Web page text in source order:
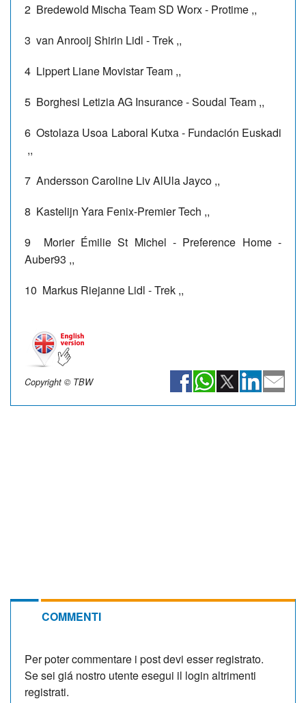
2 Bredewold MischaTeam SD Worx - Protime ,,
3 van Anrooij Shirin Lidl - Trek ,,
4 Lippert Liane Movistar Team ,,
5 Borghesi LetiziaAG Insurance - Soudal Team ,,
6 Ostolaza Usoa Laboral Kutxa - Fundación Euskadi
,,
7 Andersson Caroline Liv AlUla Jayco ,,
8 Kastelijn Yara Fenix-Premier Tech ,,
9
Morier Émilie St Michel - Preference Home -
Auber93 ,,
10 Markus Riejanne Lidl - Trek ,,
Copyright © TBW
COMMENTI
Per poter commentare i post devi esser registrato.
Se sei giá nostro utente esegui il login altrimenti
registrati.